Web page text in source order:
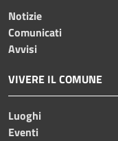
Notizie
Comunicati
Avvisi
VIVERE IL COMUNE
Luoghi
Eventi